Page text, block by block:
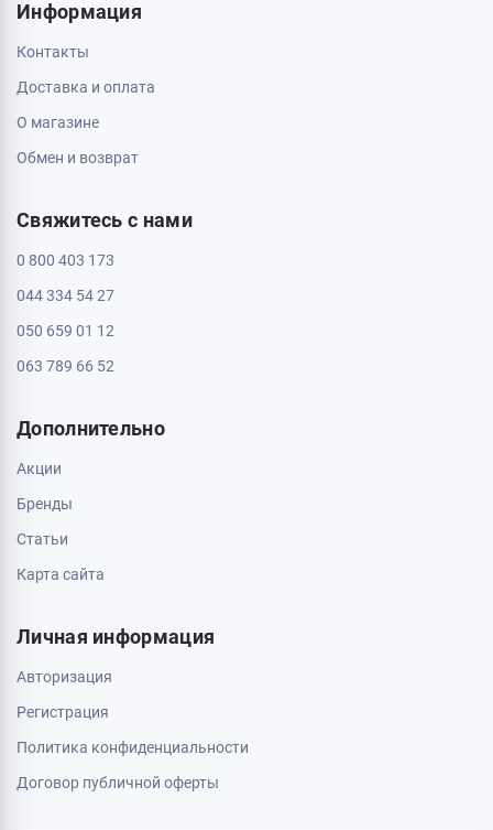
Кропивницкий, 25006, ул. Большая Перспективная 48
Полтава, 36000, ул. Небесной Сотни 2
Пн - Вс: с 10:00 до 20:00
ТРЦ Депот, 2 этаж
Черкассы, 18005, бул. Шевченка, 195
Информация
Контакты
Доставка и оплата
Обмен и возврат
Свяжитесь с нами
0 800 403 173
044 334 54 27
063 789 66 52
Дополнительно
Акции
Бренды